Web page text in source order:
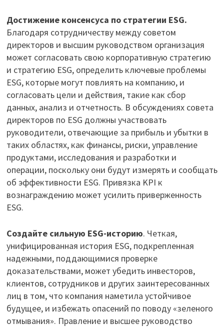
Достижение консенсуса по стратегии ESG.
Благодаря сотрудничеству между советом
директоров и высшим руководством организация
может согласовать свою корпоративную стратегию
и стратегию ESG, определить ключевые проблемы
ESG, которые могут повлиять на компанию, и
согласовать цели и действия, такие как сбор
данных, анализ и отчетность. В обсуждениях совета
директоров по ESG должны участвовать
руководители, отвечающие за прибыль и убытки в
таких областях, как финансы, риски, управление
продуктами, исследования и разработки и
операции, поскольку они будут измерять и сообщать
об эффективности ESG. Привязка KPI к
вознаграждению может усилить приверженность
ESG.
Создайте сильную ESG-историю. Четкая,
унифицированная история ESG, подкрепленная
надежными, поддающимися проверке
доказательствами, может убедить инвесторов,
клиентов, сотрудников и других заинтересованных
лиц в том, что компания наметила устойчивое
будущее, и избежать опасений по поводу «зеленого
отмывания». Правление и высшее руководство